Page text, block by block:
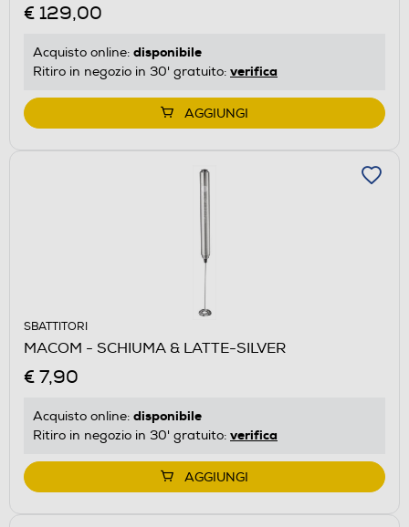
€ 129,00
Acquisto online: disponibile
Ritiro in negozio in 30' gratuito: verifica
AGGIUNGI
SBATTITORI
MACOM - SCHIUMA & LATTE-SILVER
€ 7,90
Acquisto online: disponibile
Ritiro in negozio in 30' gratuito: verifica
AGGIUNGI